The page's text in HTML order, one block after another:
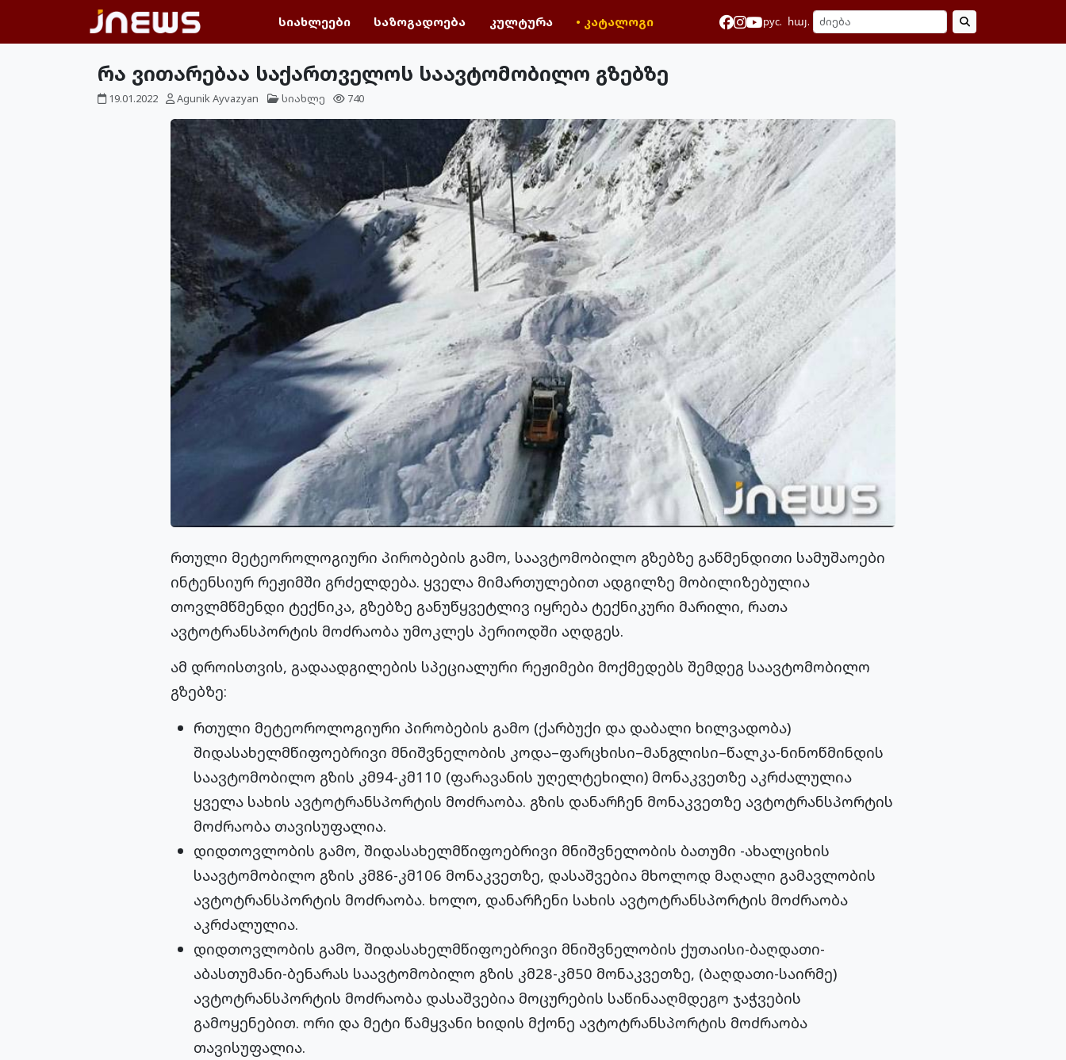
სიახლეები საზოგადოება კულტურა • კატალოგი рус. հայ.
რა ვითარებაა საქართველოს საავტომობილო გზებზე
19.01.2022 Agunik Ayvazyan სიახლე 740
რთული მეტეოროლოგიური პირობების გამო, საავტომობილო გზებზე გაწმენდითი სამუშაოები
ინტენსიურ რეჟიმში გრძელდება. ყველა მიმართულებით ადგილზე მობილიზებულია
თოვლმწმენდი ტექნიკა, გზებზე განუწყვეტლივ იყრება ტექნიკური მარილი, რათა
ავტოტრანსპორტის მოძრაობა უმოკლეს პერიოდში აღდგეს.
ამ დროისთვის, გადაადგილების სპეციალური რეჟიმები მოქმედებს შემდეგ საავტომობილო
გზებზე:
რთული მეტეოროლოგიური პირობების გამო (ქარბუქი და დაბალი ხილვადობა)
შიდასახელმწიფოებრივი მნიშვნელობის კოდა–ფარცხისი–მანგლისი–წალკა-ნინოწმინდის
საავტომობილო გზის კმ94-კმ110 (ფარავანის უღელტეხილი) მონაკვეთზე აკრძალულია
ყველა სახის ავტოტრანსპორტის მოძრაობა. გზის დანარჩენ მონაკვეთზე ავტოტრანსპორტის
მოძრაობა თავისუფალია.
დიდთოვლობის გამო, შიდასახელმწიფოებრივი მნიშვნელობის ბათუმი -ახალციხის
საავტომობილო გზის კმ86-კმ106 მონაკვეთზე, დასაშვებია მხოლოდ მაღალი გამავლობის
ავტოტრანსპორტის მოძრაობა. ხოლო, დანარჩენი სახის ავტოტრანსპორტის მოძრაობა
აკრძალულია.
დიდთოვლობის გამო, შიდასახელმწიფოებრივი მნიშვნელობის ქუთაისი-ბაღდათი-
აბასთუმანი-ბენარას საავტომობილო გზის კმ28-კმ50 მონაკვეთზე, (ბაღდათი-საირმე)
ავტოტრანსპორტის მოძრაობა დასაშვებია მოცურების საწინააღმდეგო ჯაჭვების
გამოყენებით. ორი და მეტი წამყვანი ხიდის მქონე ავტოტრანსპორტის მოძრაობა
თავისუფალია.